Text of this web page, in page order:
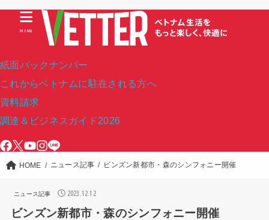
紙面バックナンバー
これからベトナムに駐在される方へ
資料請求
調達＆ビジネスガイド2026
MENU
HOME ニュース記事 ビンズン新都市・森のシンフォニー開催
ニュース記事 2023.12.12
ビンズン新都市・森のシンフォニー開催